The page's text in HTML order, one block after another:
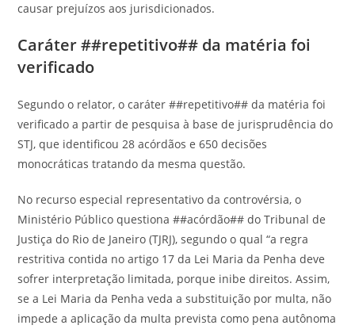
causar prejuízos aos jurisdicionados.
Caráter ##repetitivo## da matéria foi
verificado
Segundo o relator, o caráter ##repetitivo## da matéria foi
verificado a partir de pesquisa à base de jurisprudência do
STJ, que identificou 28 acórdãos e 650 decisões
monocráticas tratando da mesma questão.
No recurso especial representativo da controvérsia, o
Ministério Público questiona ##acórdão## do Tribunal de
Justiça do Rio de Janeiro (TJRJ), segundo o qual “a regra
restritiva contida no artigo 17 da Lei Maria da Penha deve
sofrer interpretação limitada, porque inibe direitos. Assim,
se a Lei Maria da Penha veda a substituição por multa, não
impede a aplicação da multa prevista como pena autônoma